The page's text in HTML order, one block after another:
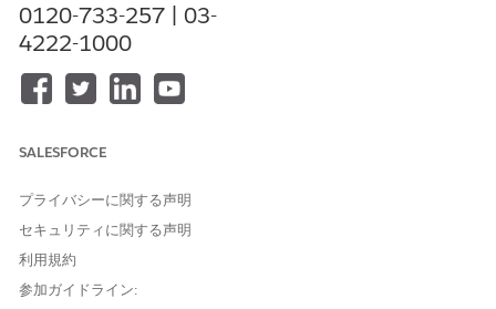
はい
0120-733-257 | 03-
4222-1000
SALESFORCE
プライバシーに関する声明
セキュリティに関する声明
利用規約
参加ガイドライン: